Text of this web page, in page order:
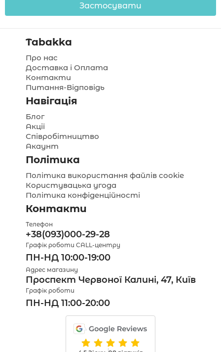
Застосувати
Tabakka
Про нас
Доставка і Оплата
Контакти
Питання-Відповідь
Навігація
Блог
Акції
Співробітництво
Акаунт
Політика
Політика використання файлів cookie
Користувацька угода
Політика конфіденційності
Контакти
Телефон
+38(093)000-29-28
Графік роботи CALL-центру
ПН-НД 10:00-19:00
Адрес магазину
Проспект Червоної Калині, 47, Київ
Графік роботи
ПН-НД 11:00-20:00